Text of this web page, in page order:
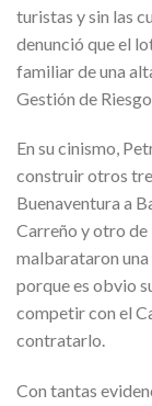
turistas y sin las
denunció que el
familiar de una
Gestión de
En su cinismo,
construir otros
Buenaventura a
Carreño y otro de
malbarataron una
porque es obvio
competir con el
contratarlo.
Con tantas